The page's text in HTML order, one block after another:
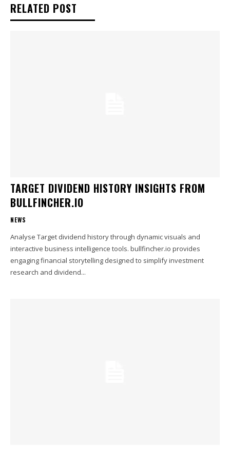
RELATED POST
TARGET DIVIDEND HISTORY INSIGHTS FROM
BULLFINCHER.IO
NEWS
Analyse Target dividend history through dynamic visuals and
interactive business intelligence tools. bullfincher.io provides
engaging financial storytelling designed to simplify investment
research and dividend...